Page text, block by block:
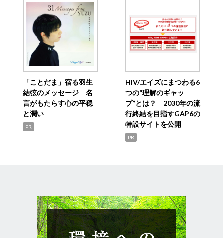
「ことだま」宿る羽生
結弦のメッセージ 名
言がもたらす心の平穏
と潤い
PR
HIV/エイズにまつわる6
つの“理解のギャッ
プ”とは？ 2030年の流
行終結を目指すGAP6の
特設サイトを公開
PR